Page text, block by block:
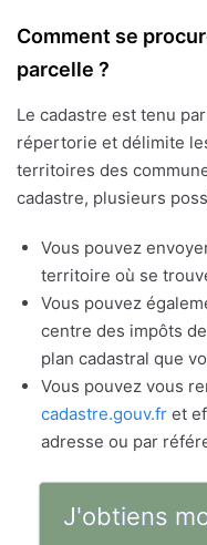
Comment se
parcelle ?
Le cadastre est tenu
répertorie et délimite
territoires des
cadastre, plusieurs
Vous pouvez
territoire où se
Vous pouvez
centre des impôts
plan cadastral que
Vous pouvez vous
cadastre.gouv.fr et
adresse ou par
J'obtiens